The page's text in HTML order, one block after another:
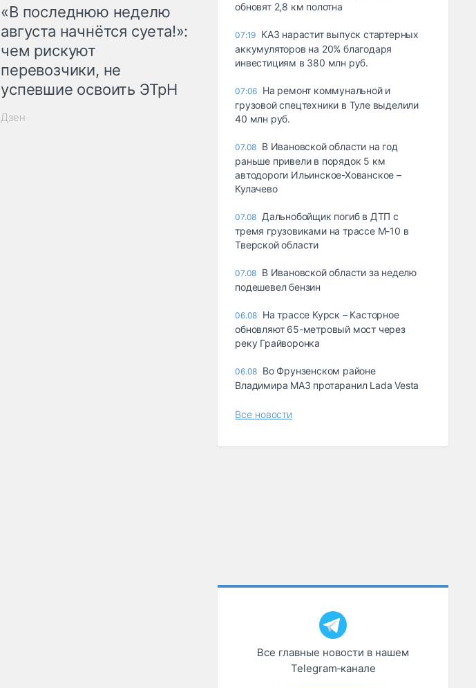
«В последнюю неделю
августа начнётся суета!»:
чем рискуют
перевозчики, не
успевшие освоить ЭТрН
Дзен
обновят 2,8 км полотна
07:19 КАЗ нарастит выпуск стартерных
аккумуляторов на 20% благодаря
инвестициям в 380 млн руб.
07:06 На ремонт коммунальной и
грузовой спецтехники в Туле выделили
40 млн руб.
07.08 В Ивановской области на год
раньше привели в порядок 5 км
автодороги Ильинское-Хованское –
Кулачево
07.08 Дальнобойщик погиб в ДТП с
тремя грузовиками на трассе М-10 в
Тверской области
07.08 В Ивановской области за неделю
подешевел бензин
06.08 На трассе Курск – Касторное
обновляют 65-метровый мост через
реку Грайворонка
06.08 Во Фрунзенском районе
Владимира МАЗ протаранил Lada Vesta
Все новости
Все главные новости в нашем
Telegram‑канале